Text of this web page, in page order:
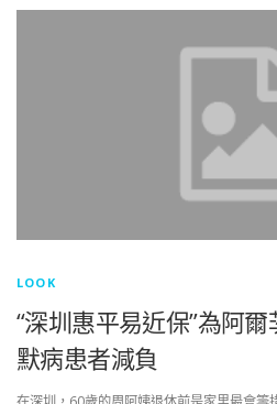
LOOK
“深圳惠平易近保”為阿
默病患者減負